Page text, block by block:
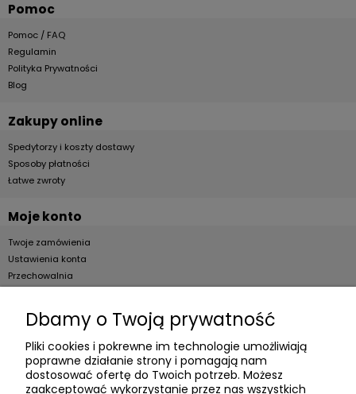
Pomoc
Pomoc / FAQ
Regulamin
Polityka Prywatności
Blog
Zakupy online
Spedytorzy i koszty dostawy
Sposoby płatności
Łatwe zwroty
Moje konto
Twoje zamówienia
Ustawienia konta
Przechowalnia
Dla firm
O firmie
Dbamy o Twoją prywatność
Pliki cookies i pokrewne im technologie umożliwiają
poprawne działanie strony i pomagają nam
dostosować ofertę do Twoich potrzeb. Możesz
zaakceptować wykorzystanie przez nas wszystkich